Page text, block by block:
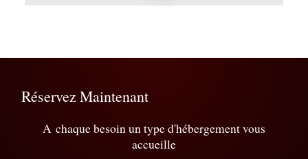
Réservez Maintenant
A chaque besoin un type d'hébergement vous
accueille